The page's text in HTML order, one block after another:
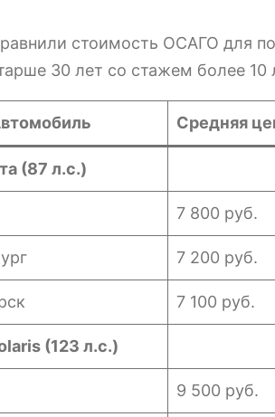
стоимость ОСАГО для
30 лет со стажем более 10
Средняя
(87 л.с.)
7 800 руб.
7 200 руб.
7 100 руб.
(123 л.с.)
9 500 руб.